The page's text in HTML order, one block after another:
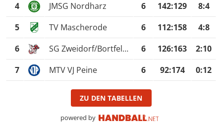
4
JMSG Nordharz 6 142:129
8:4
5
TV Mascherode 6 112:158
4:8
6
SG Zweidorf/Bortfeld II 6 126:163
2:10
7
MTV VJ Peine 6 92:174 0:12
ZU DEN TABELLEN
powered by